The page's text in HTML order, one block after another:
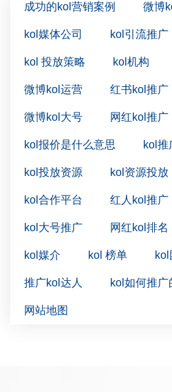
成功的kol营销案例 微博
kol媒体公司 kol引流推广
kol 投放策略 kol机构
微博kol运营 红书kol推广
微博kol大号 网红kol推广
kol报价是什么意思 kol推
kol投放资源 kol资源投放
kol合作平台 红人kol推广
kol大号推广 网红kol排名
kol媒介 kol 榜单 kol
推广kol达人 kol如何推广
网站地图